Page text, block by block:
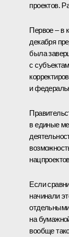
проектов.
Первое – в
декабря
была
с
и
в единые
Если
начинали
на
вообще